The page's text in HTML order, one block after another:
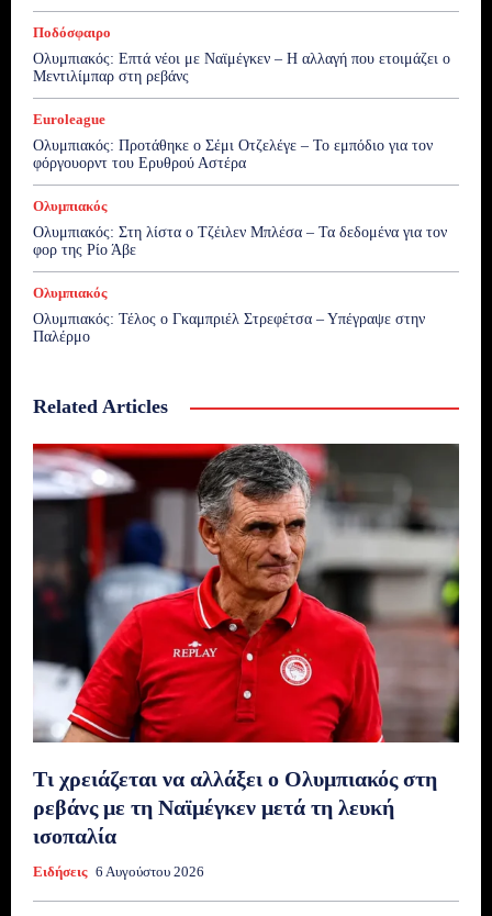
Ποδόσφαιρο
Ολυμπιακός: Επτά νέοι με Ναϊμέγκεν – Η αλλαγή που ετοιμάζει ο
Μεντιλίμπαρ στη ρεβάνς
Euroleague
Ολυμπιακός: Προτάθηκε ο Σέμι Οτζελέγε – Το εμπόδιο για τον
φόργουορντ του Ερυθρού Αστέρα
Ολυμπιακός
Ολυμπιακός: Στη λίστα ο Τζέιλεν Μπλέσα – Τα δεδομένα για τον
φορ της Ρίο Άβε
Ολυμπιακός
Ολυμπιακός: Τέλος ο Γκαμπριέλ Στρεφέτσα – Υπέγραψε στην
Παλέρμο
Related Articles
Τι χρειάζεται να αλλάξει ο Ολυμπιακός στη
ρεβάνς με τη Ναϊμέγκεν μετά τη λευκή
ισοπαλία
Ειδήσεις 6 Αυγούστου 2026